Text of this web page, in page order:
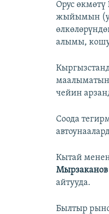
Орус өкмөтү
жыйымын
алымы,
чейин
Соода
Кытай
Мырзаканов
айтууда.
Былтыр